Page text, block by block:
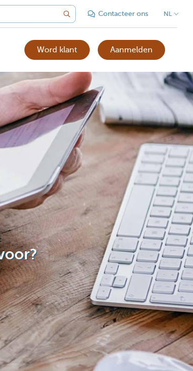
Contacteer ons NL
Word klant Aanmelden